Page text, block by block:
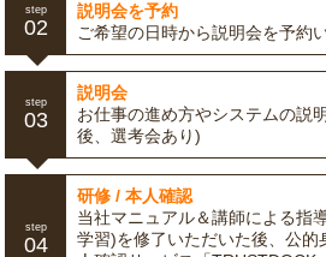
step
02
説明会を予約
ご希望の日時から説明会を予約
step
03
説明会
お仕事の進め方やシステムの説
後、選考会あり)
step
04
研修 / 本人確認
当社マニュアル＆講師による指
学習)を修了いただいた後、公的